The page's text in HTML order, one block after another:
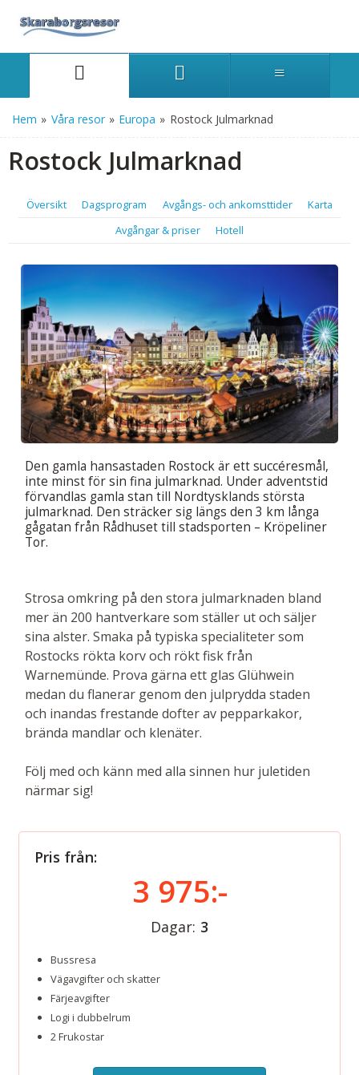
Hem » Våra resor » Europa » Rostock Julmarknad
Rostock Julmarknad
Översikt Dagsprogram Avgångs- och ankomsttider
Karta
Avgångar & priser
Hotell
Den gamla hansastaden Rostock är ett succéresmål,
inte minst för sin fina julmarknad. Under adventstid
förvandlas gamla stan till Nordtysklands största
julmarknad. Den sträcker sig längs den 3 km långa
gågatan från Rådhuset till stadsporten – Kröpeliner
Tor.
Strosa omkring på den stora julmarknaden bland
mer än 200 hantverkare som ställer ut och säljer
sina alster. Smaka på typiska specialiteter som
Rostocks rökta korv och rökt fisk från
Warnemünde. Prova gärna ett glas Glühwein
medan du flanerar genom den julprydda staden
och inandas frestande dofter av pepparkakor,
brända mandlar och klenäter.
Följ med och känn med alla sinnen hur juletiden
närmar sig!
Pris från:
3 975:-
Dagar: 3
Bussresa
Vägavgifter och skatter
Färjeavgifter
Logi i dubbelrum
2 Frukostar